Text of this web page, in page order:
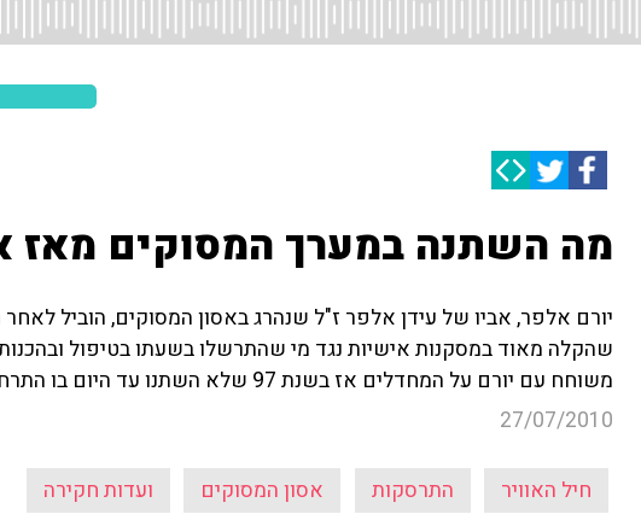
מה השתנה במערך המסוקים מאז
יורם אלפר, אביו של עידן אלפר ז"ל שנהרג באסון המסוקים, הוביל
שהקלה מאוד במסקנות אישיות נגד מי שהתרשלו בשעתו בטיפול ובהכנות
משוחח עם יורם על המחדלים אז בשנת 97 שלא השתנו עד היום בו התרחשה התרסקות נוספת
27/07/2010
חיל האוויר התרסקות אסון המסוקים ועדות חקירה